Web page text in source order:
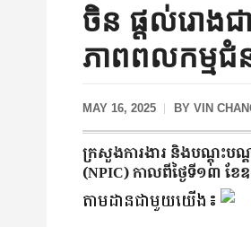
ចិន ផ្តល់រោង
ភាពពលកម្មជំ
MAY 16, 2025 BY VIN
ក្រសួងការងារ និងបណ្តុះបណ្
(NPIC) កាលពីថ្ងៃទី១៣ ខែ
តាមដានជាមួយយើង៖